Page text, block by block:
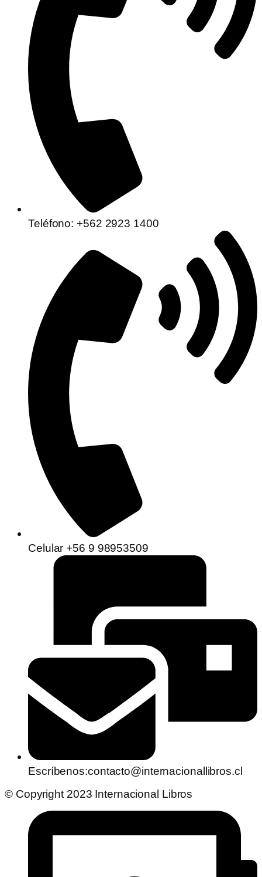
Teléfono: +562 2923 1400
Celular +56 9 98953509
Escríbenos:contacto@internacionallibros.cl
© Copyright 2023 Internacional Libros